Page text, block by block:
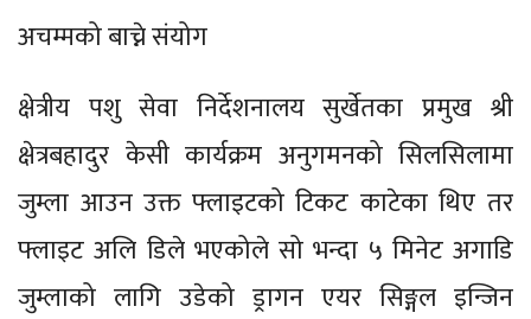
अचम्मको बाच्ने संयोग
क्षेत्रीय पशु सेवा निर्देशनालय सुर्खेतका प्रमुख श्री
क्षेत्रबहादुर केसी कार्यक्रम अनुगमनको सिलसिलामा
जुम्ला आउन उक्त फ्लाइटको टिकट काटेका थिए तर
फ्लाइट अलि डिले भएकोले सो भन्दा ५ मिनेट अगाडि
जुम्लाको लागि उडेको ड्रागन एयर सिङ्गल इन्जिन